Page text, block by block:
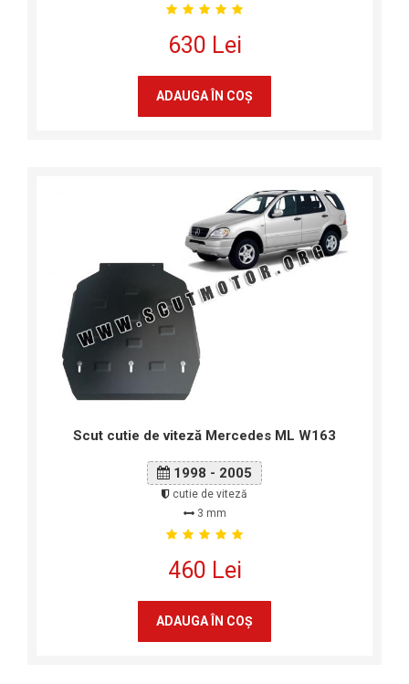
630 Lei
ADAUGA ÎN COŞ
Scut cutie de viteză Mercedes ML W163
1998 - 2005
cutie de viteză
3 mm
460 Lei
ADAUGA ÎN COŞ